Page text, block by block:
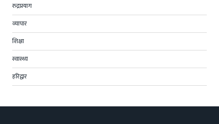
रुद्रप्रयाग
व्यापार
शिक्षा
स्वास्थ्य
हरिद्वार